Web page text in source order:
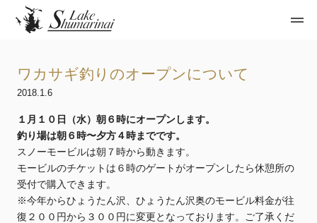
ワカサギ釣りのオープンについて
2018.1.6
１月１０日（水）朝６時にオープンします。
釣り場は朝６時〜夕方４時までです。
スノーモービルは朝７時から動きます。
モービルのチケットは６時のゲートがオープンしたら休憩所の
受付で購入できます。
※今年からひょうたん沢、ひょうたん沢奥のモービル料金が往
復２００円から３００円に変更となっております。ご了承くだ